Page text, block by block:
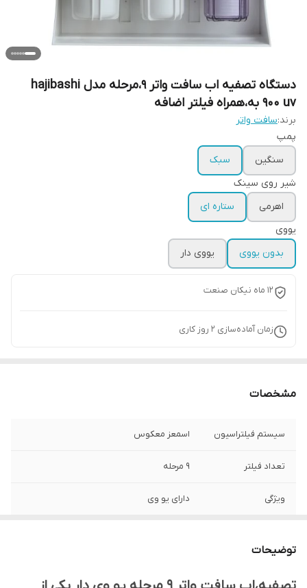
دستگاه تصفیه اب سافت واتر ۹،مرحله مدل hajibashi
900 uv به،همراه فیلتر اضافه
برند:سافت واتر
پمپ
سنگین
سبک
شیر روی سینک
اهرمی
ستاره ای
یووی
بدون یووی
یووی دار
12 ماه نیکان صنعت
زمان آماده‌سازی 2 روز کاری
مشخصات
سیستم فیلتراسیون اسمعز معکوس
تعداد فیلتر ۹ مرحله
ویژگی دارای یو وی
توضیحات